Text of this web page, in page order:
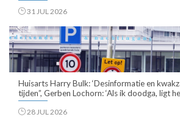
31 JUL 2026
Huisarts Harry Bulk: ‘Desinformatie en
tijden”, Gerben Lochorn: ‘Als ik doodga, ligt
28 JUL 2026